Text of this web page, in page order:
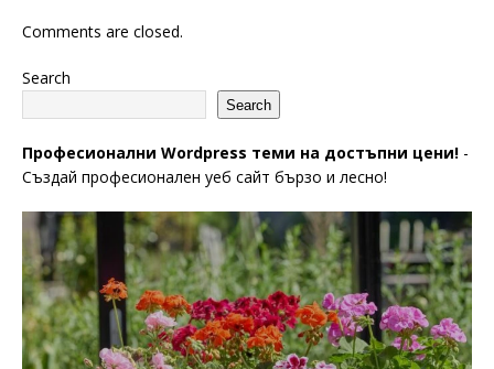
Comments are closed.
Search
Search
Професионални Wordpress теми на достъпни цени! -
Създай професионален уеб сайт бързо и лесно!